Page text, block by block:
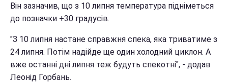
Він зазначив, що з 10 липня температура підніметься
до позначки +30 градусів.
"З 10 липня настане справжня спека, яка триватиме з
24 липня. Потім надійде ще один холодний циклон. А
вже останні дні липня теж будуть спекотні", - додав
Леонід Горбань.